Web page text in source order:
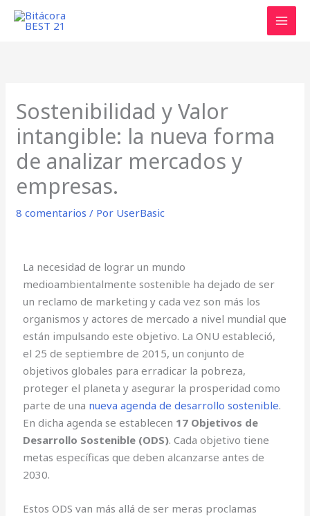
Sostenibilidad y Valor
intangible: la nueva forma
de analizar mercados y
empresas.
8 comentarios / Por UserBasic
La necesidad de lograr un mundo
medioambientalmente sostenible ha dejado de ser
un reclamo de marketing y cada vez son más los
organismos y actores de mercado a nivel mundial que
están impulsando este objetivo. La ONU estableció,
el 25 de septiembre de 2015, un conjunto de
objetivos globales para erradicar la pobreza,
proteger el planeta y asegurar la prosperidad como
parte de una nueva agenda de desarrollo sostenible.
En dicha agenda se establecen 17 Objetivos de
Desarrollo Sostenible (ODS). Cada objetivo tiene
metas específicas que deben alcanzarse antes de
2030.
Estos ODS van más allá de ser meras proclamas